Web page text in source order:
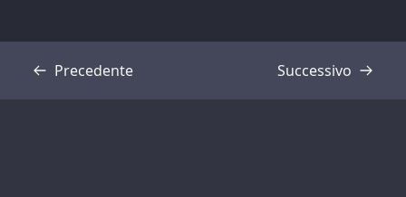
Precedente
Trascrizione Successivo
Trascrizione